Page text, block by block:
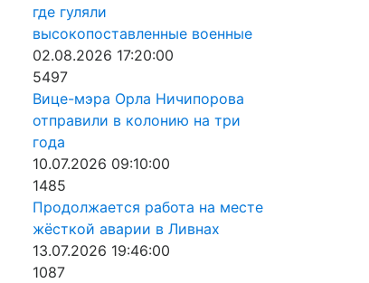
где гуляли
высокопоставленные военные
02.08.2026 17:20:00
5497
Вице-мэра Орла Ничипорова
отправили в колонию на три
года
10.07.2026 09:10:00
1485
Продолжается работа на месте
жёсткой аварии в Ливнах
13.07.2026 19:46:00
1087